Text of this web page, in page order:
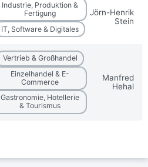
Industrie, Produktion &
Fertigung
IT, Software & Digitales
Jörn-Henrik
Stein
Vertrieb & Großhandel
Einzelhandel & E-
Commerce
Gastronomie, Hotellerie
& Tourismus
Manfred
Hehal